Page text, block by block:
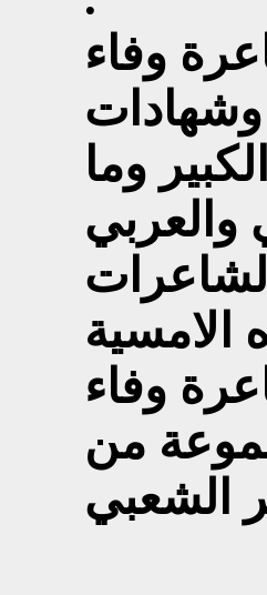
وفاء
وشهادات
وما
وفاء
من